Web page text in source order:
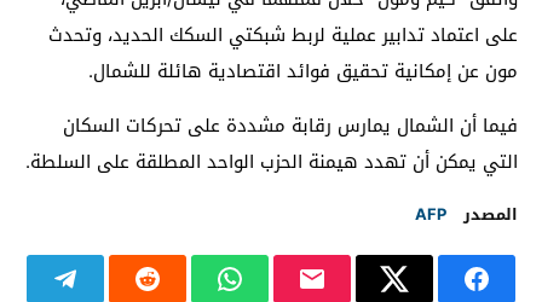
على اعتماد تدابير عملية لربط شبكتي السكك الحديد، وتحدث
مون عن إمكانية تحقيق فوائد اقتصادية هائلة للشمال.
فيما أن الشمال يمارس رقابة مشددة على تحركات السكان
التي يمكن أن تهدد هيمنة الحزب الواحد المطلقة على السلطة.
المصدر AFP